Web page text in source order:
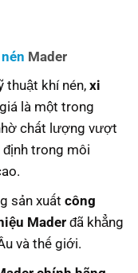
Mader
thuật khí nén, xi
là một trong
chất lượng vượt
định trong môi
sản xuất công
Mader đã khẳng
và thế giới.